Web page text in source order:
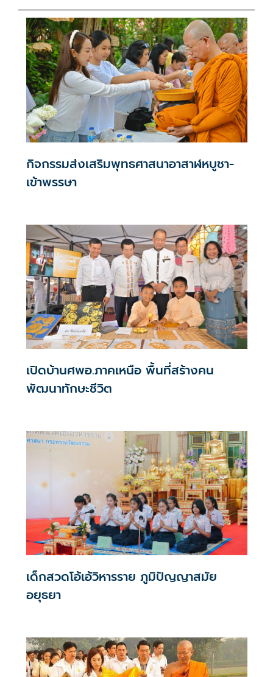
กิจกรรมส่งเสริมพุทธศาสนาอาสาฬหบูชา-
เข้าพรรษา
เปิดบ้านศพอ.ภาคเหนือ พื้นที่สร้างคน
พัฒนาทักษะชีวิต
เด็กสวดโอ้เอ้วิหารราย ภูมิปัญญาสมัย
อยุธยา